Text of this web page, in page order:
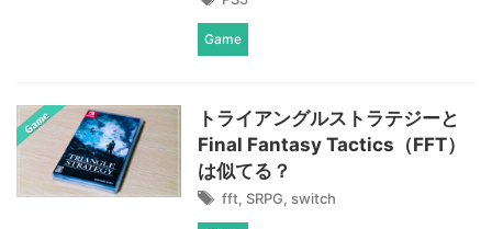
Game
トライアングルストラテジーと
Final Fantasy Tactics（FFT）
は似てる？
fft, SRPG, switch